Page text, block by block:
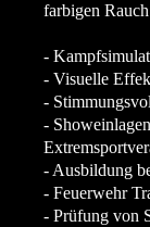
farbigen
-
- Visuelle
-
-
- Ausbildung
- Feuerwehr
- Prüfung von